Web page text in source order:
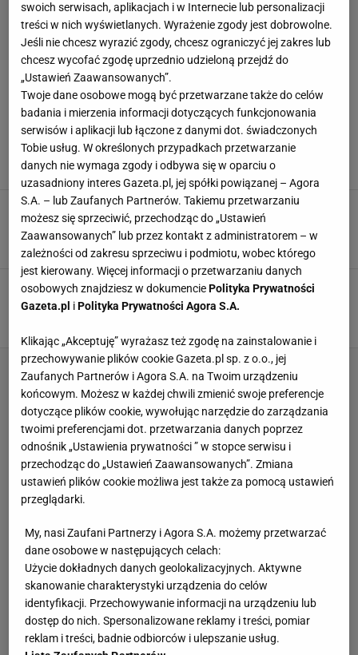
KINO TURECKIE
"Dziedzictwo" znika z ekranów. Co jest
powodem? TVP ma inne plany
Dawid Rodak,25 LIPCA 2023, 11:52
"Zakazany owoc". To już pewne. Jeden z
kluczowych bohaterów znika z obsady
Julia Panicz, 4 LIPCA 2023, 16:21
"Elif" wraca na ekrany. W serialu wymieniono
całą obsadę
swoich serwisach, aplikacjach i w Internecie lub personalizacji
treści w nich wyświetlanych. Wyrażenie zgody jest dobrowolne.
Jeśli nie chcesz wyrazić zgody, chcesz ograniczyć jej zakres lub
chcesz wycofać zgodę uprzednio udzieloną przejdź do
„Ustawień Zaawansowanych”.
Twoje dane osobowe mogą być przetwarzane także do celów
badania i mierzenia informacji dotyczących funkcjonowania
serwisów i aplikacji lub łączone z danymi dot. świadczonych
Tobie usług. W określonych przypadkach przetwarzanie
danych nie wymaga zgody i odbywa się w oparciu o
uzasadniony interes Gazeta.pl, jej spółki powiązanej – Agora
S.A. – lub Zaufanych Partnerów. Takiemu przetwarzaniu
możesz się sprzeciwić, przechodząc do „Ustawień
Zaawansowanych” lub przez kontakt z administratorem – w
zależności od zakresu sprzeciwu i podmiotu, wobec którego
jest kierowany. Więcej informacji o przetwarzaniu danych
osobowych znajdziesz w dokumenciePolityka Prywatności
Gazeta.pl iPolityka Prywatności Agora S.A.
Klikając „Akceptuję” wyrażasz też zgodę na zainstalowanie i
przechowywanie plików cookie Gazeta.pl sp. z o.o., jej
Zaufanych Partnerów i Agora S.A. na Twoim urządzeniu
końcowym. Możesz w każdej chwili zmienić swoje preferencje
dotyczące plików cookie, wywołując narzędzie do zarządzania
twoimi preferencjami dot. przetwarzania danych poprzez
odnośnik „Ustawienia prywatności ” w stopce serwisu i
przechodząc do „Ustawień Zaawansowanych”. Zmiana
ustawień plików cookie możliwa jest także za pomocą ustawień
przeglądarki.
My, nasi Zaufani Partnerzy i Agora S.A. możemy przetwarzać
dane osobowe w następujących celach:
Użycie dokładnych danych geolokalizacyjnych. Aktywne
skanowanie charakterystyki urządzenia do celów
identyfikacji. Przechowywanie informacji na urządzeniu lub
dostęp do nich. Spersonalizowane reklamy i treści, pomiar
reklam i treści, badnie odbiorców i ulepszanie usług.